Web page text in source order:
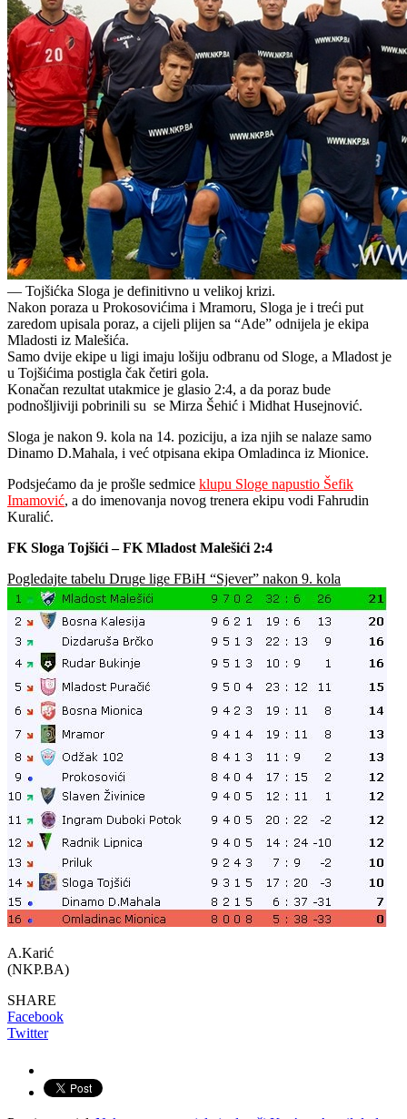
— Tojšićka Sloga je definitivno u velikoj krizi.
Nakon poraza u Prokosovićima i Mramoru, Sloga je i treći put
zaredom upisala poraz, a cijeli plijen sa “Ade” odnijela je ekipa
Mladosti iz Malešića.
Samo dvije ekipe u ligi imaju lošiju odbranu od Sloge, a Mladost je
u Tojšićima postigla čak četiri gola.
Konačan rezultat utakmice je glasio 2:4, a da poraz bude
podnošljiviji pobrinili su se Mirza Šehić i Midhat Husejnović.
Sloga je nakon 9. kola na 14. poziciju, a iza njih se nalaze samo
Dinamo D.Mahala, i već otpisana ekipa Omladinca iz Mionice.
Podsjećamo da je prošle sedmice klupu Sloge napustio Šefik
Imamović, a do imenovanja novog trenera ekipu vodi Fahrudin
Kuralić.
FK Sloga Tojšići – FK Mladost Malešići 2:4
Pogledajte tabelu Druge lige FBiH “Sjever” nakon 9. kola
A.Karić
(NKP.BA)
SHARE
Facebook
Twitter